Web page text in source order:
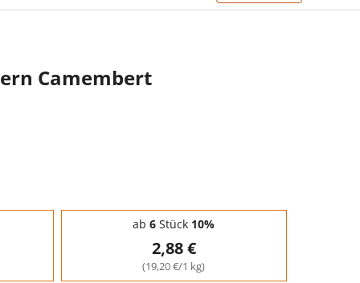
Camembert
ab 6 Stück 10%
2,88 €
(19,20 €/1 kg)